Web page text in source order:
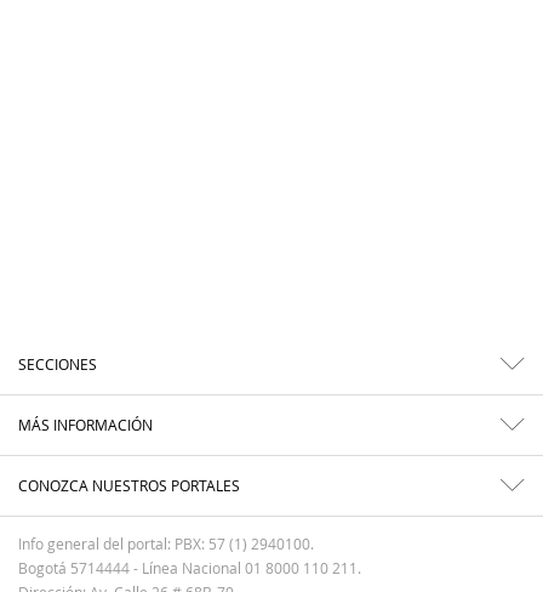
SECCIONES
MÁS INFORMACIÓN
CONOZCA NUESTROS PORTALES
Info general del portal: PBX: 57 (1) 2940100.
Bogotá 5714444 - Línea Nacional 01 8000 110 211.